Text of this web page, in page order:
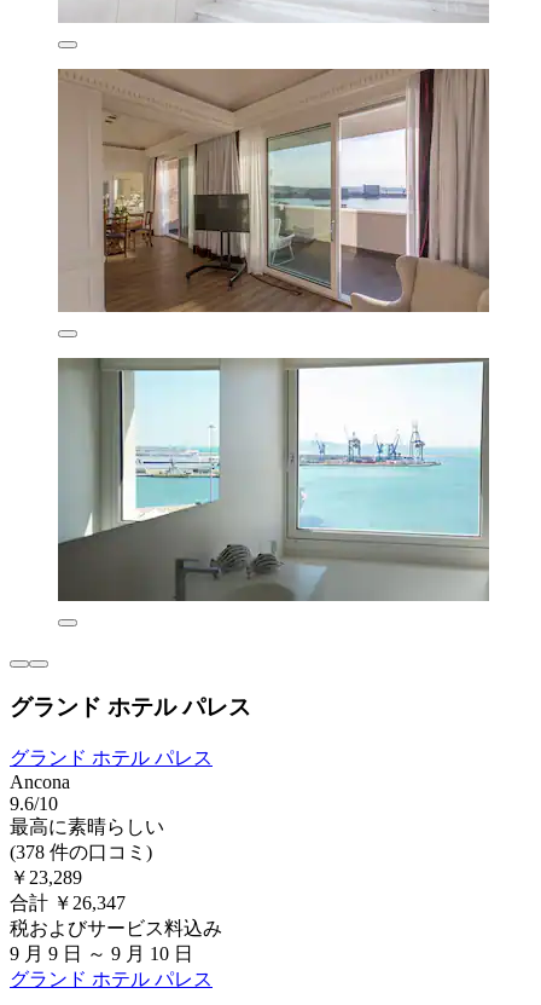
グランド ホテル パレス
グランド ホテル パレス
Ancona
9.6/10
最高に素晴らしい
(378 件の口コミ)
￥23,289
合計 ￥26,347
税およびサービス料込み
9 月 9 日 ～ 9 月 10 日
グランド ホテル パレス